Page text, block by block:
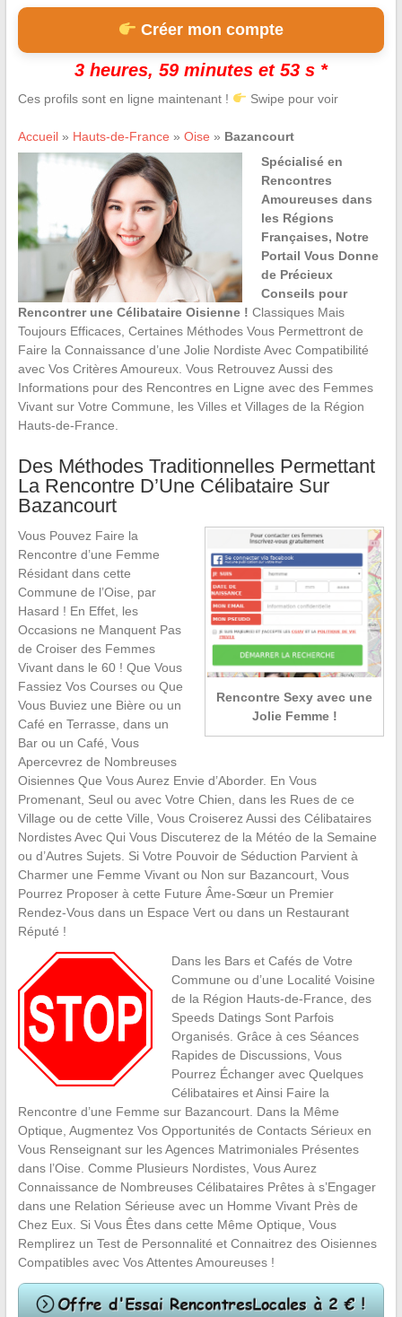
Créer mon compte
3 heures, 59 minutes et 53 s *
Ces profils sont en ligne maintenant ! Swipe pour voir
Accueil» Hauts-de-France » Oise » Bazancourt
Spécialisé en
Rencontres
Amoureuses dans
les Régions
Françaises, Notre
Portail Vous Donne
de Précieux
Conseils pour
Rencontrer une Célibataire Oisienne ! Classiques Mais
Toujours Efficaces, Certaines Méthodes Vous Permettront de
Faire la Connaissance d’une Jolie Nordiste Avec Compatibilité
avec Vos Critères Amoureux. Vous Retrouvez Aussi des
Informations pour des Rencontres en Ligne avec des Femmes
Vivant sur Votre Commune, les Villes et Villages de la Région
Hauts-de-France.
Des Méthodes Traditionnelles Permettant
La Rencontre D’Une Célibataire Sur
Bazancourt
Rencontre Sexy avec une
Jolie Femme !
Vous Pouvez Faire la
Rencontre d’une Femme
Résidant dans cette
Commune de l’Oise, par
Hasard ! En Effet, les
Occasions ne Manquent Pas
de Croiser des Femmes
Vivant dans le 60 ! Que Vous
Fassiez Vos Courses ou Que
Vous Buviez une Bière ou un
Café en Terrasse, dans un
Bar ou un Café, Vous
Apercevrez de Nombreuses
Oisiennes Que Vous Aurez Envie d’Aborder. En Vous
Promenant, Seul ou avec Votre Chien, dans les Rues de ce
Village ou de cette Ville, Vous Croiserez Aussi des Célibataires
Nordistes Avec Qui Vous Discuterez de la Météo de la Semaine
ou d’Autres Sujets. Si Votre Pouvoir de Séduction Parvient à
Charmer une Femme Vivant ou Non sur Bazancourt, Vous
Pourrez Proposer à cette Future Âme-Sœur un Premier
Rendez-Vous dans un Espace Vert ou dans un Restaurant
Réputé !
Dans les Bars et Cafés de Votre
Commune ou d’une Localité Voisine
de la Région Hauts-de-France, des
Speeds Datings Sont Parfois
Organisés. Grâce à ces Séances
Rapides de Discussions, Vous
Pourrez Échanger avec Quelques
Célibataires et Ainsi Faire la
Rencontre d’une Femme sur Bazancourt. Dans la Même
Optique, Augmentez Vos Opportunités de Contacts Sérieux en
Vous Renseignant sur les Agences Matrimoniales Présentes
dans l’Oise. Comme Plusieurs Nordistes, Vous Aurez
Connaissance de Nombreuses Célibataires Prêtes à s’Engager
dans une Relation Sérieuse avec un Homme Vivant Près de
Chez Eux. Si Vous Êtes dans cette Même Optique, Vous
Remplirez un Test de Personnalité et Connaitrez des Oisiennes
Compatibles avec Vos Attentes Amoureuses !